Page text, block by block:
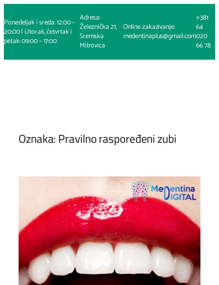
na
sadržaj
Ponedeljak i sreda: 12:00 –
20:00 | Utorak, četvrtak i
petak: 09:00 – 17:00
Adresa:
Železnička 21,
Sremska
Mitrovica
Online zakazivanje:
medentinaplus@gmail.com
+381
64
020
66 78
Oznaka: Pravilno raspoređeni zubi